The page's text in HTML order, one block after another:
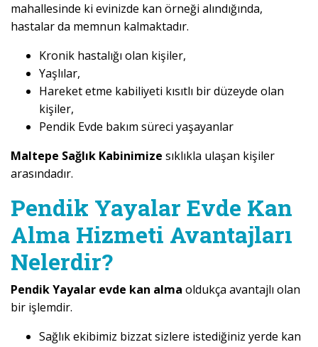
mahallesinde ki evinizde kan örneği alındığında,
hastalar da memnun kalmaktadır.
Kronik hastalığı olan kişiler,
Yaşlılar,
Hareket etme kabiliyeti kısıtlı bir düzeyde olan
kişiler,
Pendik Evde bakım süreci yaşayanlar
Maltepe Sağlık Kabinimize sıklıkla ulaşan kişiler
arasındadır.
Pendik Yayalar Evde Kan
Alma Hizmeti Avantajları
Nelerdir?
Pendik Yayalar evde kan alma oldukça avantajlı olan
bir işlemdir.
Sağlık ekibimiz bizzat sizlere istediğiniz yerde kan